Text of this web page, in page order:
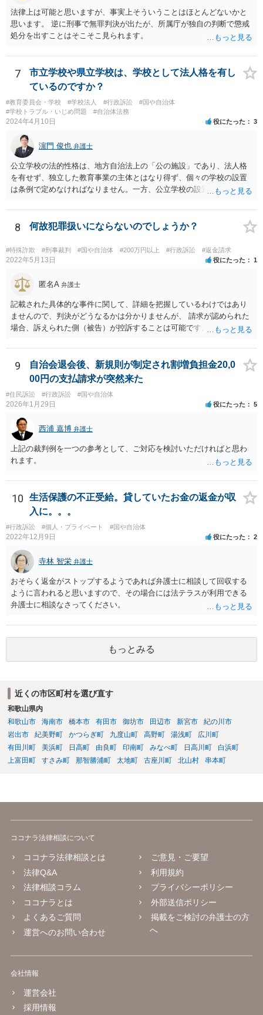
法律上は可能と思いますが、事実上そういうことはほとんどないかと
思います。 逆に刑事で無罪判決が出たが、所属庁が独自の判断で懲戒
処分を出すことはそこそこ見られます。
7
市立学校や県立学校は、学校として法人格を有し
ているのですか？
#教育委員会・学校 #学校法人 #行政訴訟
#国や自治体
#学校トラブル・いじめ問題
#自治体法務
2024年4月10日 役にたった 3
濵門 俊也 弁護士
公立学校の法的性格は、地方自治法上の「公の施設」であり、法人格
を有せず、独立した教育事業の主体とはなり得ず、個々の学校の設置
は条例で定めなければなりません。一方、公立学校の設置者である地
利義務の主体となる法人格を有し、教育事業の主体となっています。
ちなみに、公立学校は教育行政組織上の取扱いとしては「教育機関」
であり、校舎・校地等は地方自治法上「行政財産」とされています。
8 何故犯罪扱いにならないのでしょうか？
#特殊詐欺 #刑事裁判 #国や自治体 #200万円以上 #行政訴訟 #返金請求
2022年5月13日 役にたった 1
匿名A 弁護士
記載された具体的な事件に関して、詳細を把握しているわけではあり
ませんので、判決がどうなるかは分かりませんが、 請求が認められた
場合、訴えられた側（被告）が控訴することは可能です。 控訴が認め
はできます。 実際に被告に資産がないとなれば、判決で請求が認めら
れたとしても、回収はできません。
9
自治会退会後、新規則が制定され割増負担金20,0
00円の支払請求が突然来た
#住民訴訟 #行政訴訟 #国や自治体
2026年1月29日 役にたった 5
西浦 嘉博 弁護士
上記の裁判例を一つの参考として、ご対応を検討いただければと思わ
れます。
10
生活保護の不正受給。貸していたお金の返金が収
入に。。。
#行政訴訟 #個人・プライベート #国や自治体
2022年12月9日 役にたった 2
寺林 智栄 弁護士
おそらく返金がストップするようであれば弁護士に相談して回収する
ように言われると思いますので、その場合には法テラスが利用できる
弁護士に相談なさってください。
もっとみる
近くの市区町村を選び直す
和歌山県内
和歌山市
海南市 橋本市 有田市 御坊市 田辺市 新宮市
紀の川市
岩出市
紀美野町 かつらぎ町 九度山町 高野町 湯浅町
広川町
有田川町
美浜町 日高町 由良町 印南町 みなべ町 日高川町
白浜町
上富田町
すさみ町 那智勝浦町 太地町 古座川町 北山村 串本町
ココナラ法律相談について
ココナラ法律相談とは
法律Q&A
法律相談コラム
ココナラとは
よくあるご質問
運営へのお問い合わせ
ご意見・ご要望
利用規約
プライバシーポリシー
外部送信ポリシー
掲載をご検討の弁護士の方
へ
会社情報
運営会社
採用情報